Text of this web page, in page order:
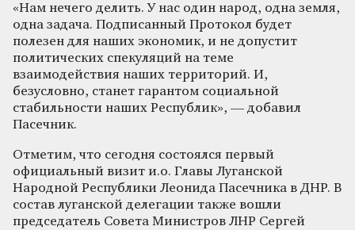
«Нам нечего делить. У нас один народ, одна земля,
одна задача. Подписанный Протокол будет
полезен для наших экономик, и не допустит
политических спекуляций на теме
взаимодействия наших территорий. И,
безусловно, станет гарантом социальной
стабильности наших Республик», — добавил
Пасечник.
Отметим, что сегодня состоялся первый
официальный визит и.о. Главы Луганской
Народной Республики Леонида Пасечника в ДНР. В
состав луганской делегации также вошли
председатель Совета Министров ЛНР Сергей